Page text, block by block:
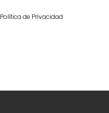
Política de Privacidad